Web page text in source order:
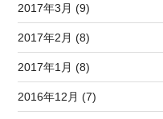
2017年3月 (9)
2017年2月 (8)
2017年1月 (8)
2016年12月 (7)